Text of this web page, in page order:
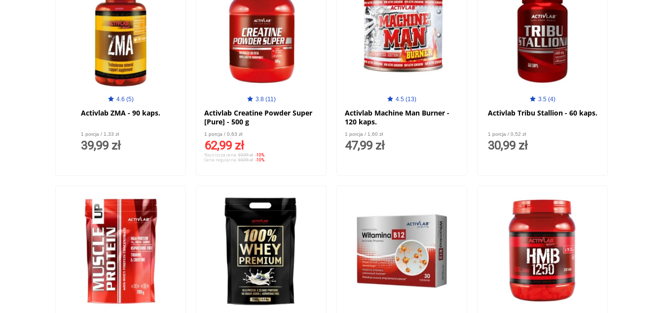
4.6 (5)
Activlab ZMA - 90 kaps.
1 porcja / 1,33 zł
39,99 zł
3.8 (11)
Activlab Creatine Powder Super
[Pure] - 500 g
1 porcja / 0,63 zł
62,99 zł
Najniższa cena: 69,99 zł -10%
Cena regularna: 69,99 zł -10%
4.5 (13)
Activlab Machine Man Burner -
120 kaps.
1 porcja / 1,60 zł
47,99 zł
3.5 (4)
Activlab Tribu Stallion - 60 kaps.
1 porcja / 0,52 zł
30,99 zł